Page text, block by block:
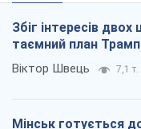
Збіг інтересів двох
таємний план
Віктор Швець 7,1 т.
Мінськ готується